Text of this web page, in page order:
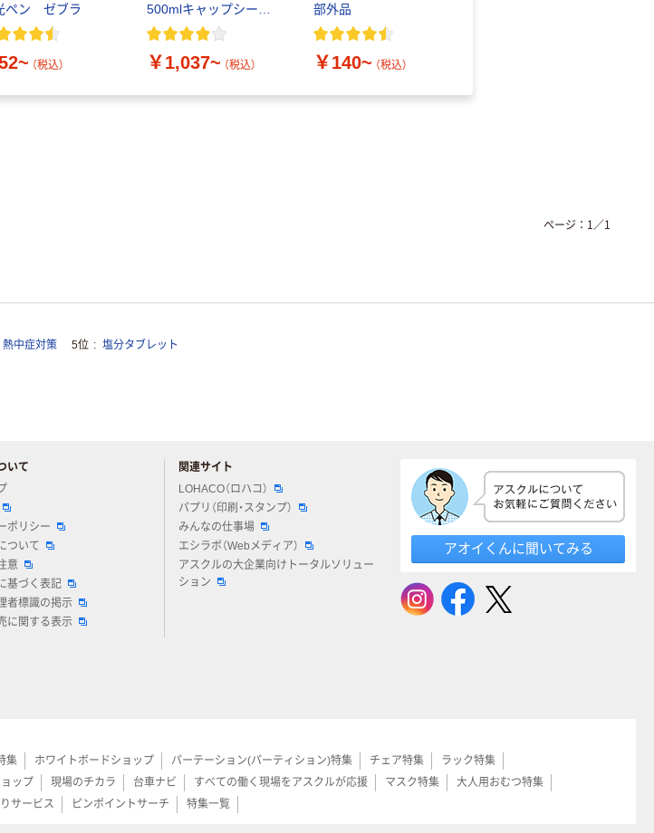
ペン ゼブラ
（税込）
500mlキャップシール
付き／2Lラベルレス
￥1,037~ （税込）
部外品
￥140~ （税込）
ページ： 1 ／1
熱中症対策 5位 塩分タブレット
いて
ポリシー
ついて
意
基づく表記
者標識の掲示
に関する表示
関連サイト
LOHACO（ロハコ）
パプリ（印刷・スタンプ）
みんなの仕事場
エシラボ（Webメディア）
アスクルの大企業向けトータルソリュー
ション
アオイくんに聞いてみる
集 ホワイトボードショップ パーテーション(パーティション)特集 チェア特集
ラック特集
ップ 現場のチカラ 台車ナビ すべての働く現場をアスクルが応援 マスク特集
大人用おむつ特集
サービス ピンポイントサーチ 特集一覧